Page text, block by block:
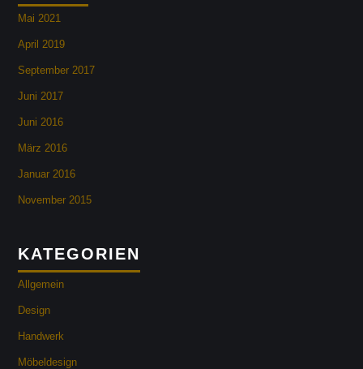
Mai 2021
April 2019
September 2017
Juni 2017
Juni 2016
März 2016
Januar 2016
November 2015
KATEGORIEN
Allgemein
Design
Handwerk
Möbeldesign